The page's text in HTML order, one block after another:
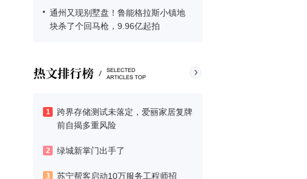
通州又现别墅盘！鲁能格拉斯小镇地
块杀了个回马枪，9.96亿起拍
1
跨界存储测试未落定，爱丽家居复牌
前自揭多重风险
2 绿城新掌门出手了
3
苏宁帮客启动10万服务工程师招